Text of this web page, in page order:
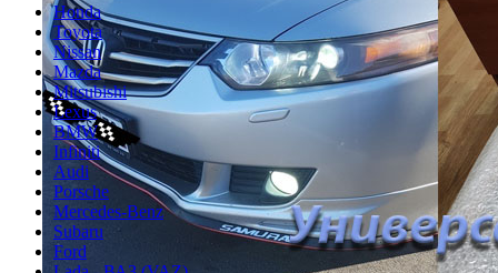
Honda
Toyota
Nissan
Mazda
Mitsubishi
Lexus
BMW
Infiniti
Audi
Porsche
Mercedes-Benz
Subaru
Ford